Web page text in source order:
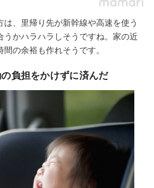
、里帰り先が新幹線や高速を使う
かハラハラしそうですね。家の近
の余裕も作れそうです。
負担をかけずに済んだ